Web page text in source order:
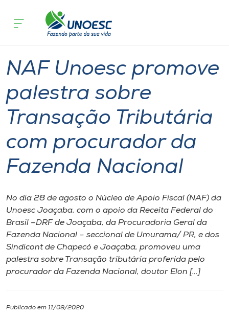
Cursos
Pesquisa
Atendimento ao Estudante
Portal de Ensino
Internacionalização
I.nova
Cultura
acontece
NAF Unoesc promove
palestra sobre
Transação Tributária
com procurador da
Fazenda Nacional
No dia 28 de agosto o Núcleo de Apoio Fiscal (NAF) da
Unoesc Joaçaba, com o apoio da Receita Federal do
Brasil –DRF de Joaçaba, da Procuradoria Geral da
Fazenda Nacional – seccional de Umurama/ PR, e dos
Sindicont de Chapecó e Joaçaba, promoveu uma
palestra sobre Transação tributária proferida pelo
procurador da Fazenda Nacional, doutor Elon […]
Publicado em 11/09/2020